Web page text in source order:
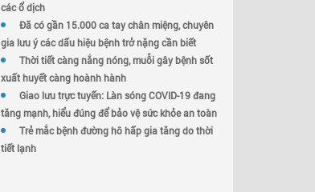
các ổ dịch
Đã có gần 15.000 ca tay chân miệng, chuyên
gia lưu ý các dấu hiệu bệnh trở nặng cần biết
Thời tiết càng nắng nóng, muỗi gây bệnh sốt
xuất huyết càng hoành hành
Giao lưu trực tuyến: Làn sóng COVID-19 đang
tăng mạnh, hiểu đúng để bảo vệ sức khỏe an toàn
Trẻ mắc bệnh đường hô hấp gia tăng do thời
tiết lạnh